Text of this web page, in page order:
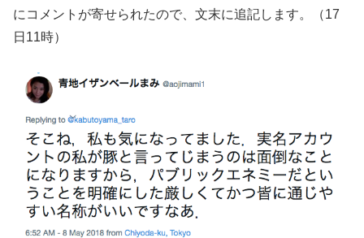
にコメントが寄せられたので、文末に追記します。（17
日11時）